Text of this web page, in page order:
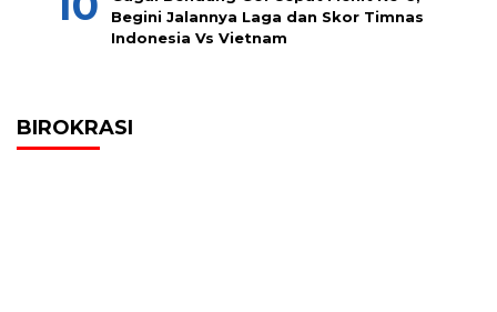
Begini Jalannya Laga dan Skor Timnas
Indonesia Vs Vietnam
BIROKRASI